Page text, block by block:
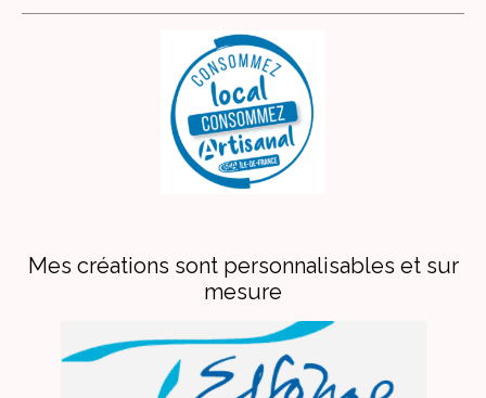
Mes créations sont personnalisables et sur
mesure